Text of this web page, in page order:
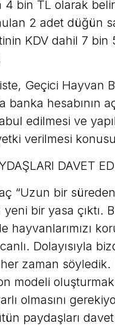
4 bin TL olarak
2 adet düğün
KDV dahil 7 bin
Geçici Hayvan
banka hesabının
edilmesi ve
verilmesi
DAVET
“Uzun bir
bir yasa çıktı.
hayvanlarımızı
Dolayısıyla
her zaman
modeli
olmasını
paydaşları